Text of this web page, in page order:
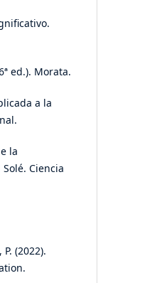
ed.). Morata.
a la
la
Ciencia
(2022).